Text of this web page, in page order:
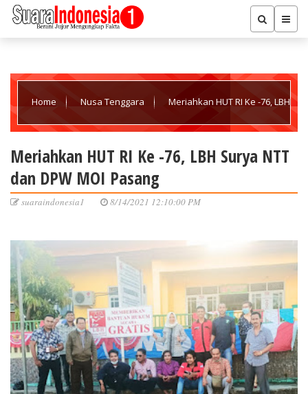
Home Nusa Tenggara Meriahkan HUT RI Ke -76, LBH
Meriahkan HUT RI Ke -76, LBH Surya NTT
dan DPW MOI Pasang
suaraindonesia1 8/14/2021 12:10:00 PM